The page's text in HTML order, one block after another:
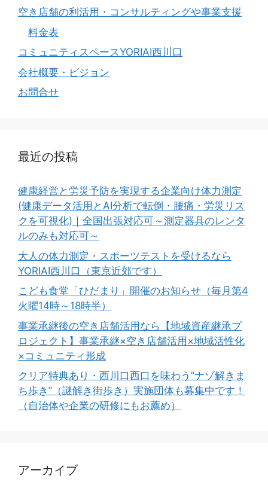
空き店舗の利活用・コンサルティングや事業支援
料金表
コミュニティスペースYORIAI西川口
会社概要・ビジョン
お問合せ
最近の投稿
健康経営と労災予防を実現する企業向け体力測定
(健康データ活用とAI分析で転倒・腰痛・労災リス
クを可視化)｜全国出張対応可～測定器具のレンタ
ルのみも対応可～
大人の体力測定・スポーツテストを受けるなら
YORIAI西川口（東京近郊です）
こども食堂「ひだまり」開催のお知らせ（毎月第4
火曜14時～18時半）
事業承継後の空き店舗活用なら【地域資産継承プ
ロジェクト】事業承継×空き店舗活用×地域活性化
×コミュニティ形成
クリア特典あり・西川口西口を味わう”ナゾ解きま
ち歩き”（謎解き街歩き）実施団体も募集中です！
（自治体や企業の研修にもお薦め）
アーカイブ